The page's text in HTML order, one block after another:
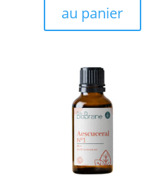
au panier